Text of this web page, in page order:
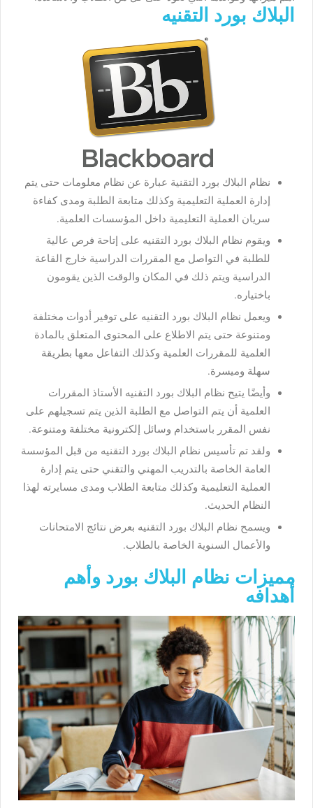
البلاك بورد التقنيه
نظام البلاك بورد التقنية عبارة عن نظام معلومات حتى يتم
إدارة العملية التعليمية وكذلك متابعة الطلبة ومدى كفاءة
سريان العملية التعليمية داخل المؤسسات العلمية.
ويقوم نظام البلاك بورد التقنيه على إتاحة فرص عالية
للطلبة في التواصل مع المقررات الدراسية خارج القاعة
الدراسية ويتم ذلك في المكان والوقت الذين يقومون
باختياره.
ويعمل نظام البلاك بورد التقنيه على توفير أدوات مختلفة
ومتنوعة حتى يتم الاطلاع على المحتوى المتعلق بالمادة
العلمية للمقررات العلمية وكذلك التفاعل معها بطريقة
سهلة وميسرة.
وأيضًا يتيح نظام البلاك بورد التقنيه الأستاذ المقررات
العلمية أن يتم التواصل مع الطلبة الذين يتم تسجيلهم على
نفس المقرر باستخدام وسائل إلكترونية مختلفة ومتنوعة.
ولقد تم تأسيس نظام البلاك بورد التقنيه من قبل المؤسسة
العامة الخاصة بالتدريب المهني والتقني حتى يتم إدارة
العملية التعليمية وكذلك متابعة الطلاب ومدى مسايرته لهذا
النظام الحديث.
ويسمح نظام البلاك بورد التقنيه بعرض نتائج الامتحانات
والأعمال السنوية الخاصة بالطلاب.
مميزات نظام البلاك بورد وأهم
أهدافه